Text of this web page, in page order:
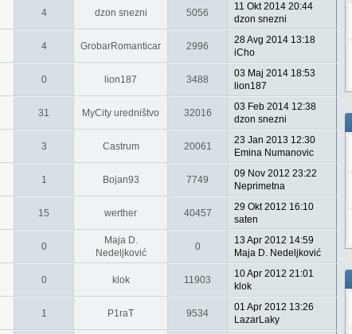
4 dzon snezni 5056
11 Okt 2014 20:44
dzon snezni
4 GrobarRomanticar 2996
28 Avg 2014 13:18
iCho
0 lion187 3488
03 Maj 2014 18:53
lion187
31 MyCity uredništvo 32016
03 Feb 2014 12:38
dzon snezni
3 Castrum 20061
23 Jan 2013 12:30
Emina Numanovic
1 Bojan93 7749
09 Nov 2012 23:22
Neprimetna
15 werther 40457
29 Okt 2012 16:10
saten
0
Maja D.
Nedeljković
0
13 Apr 2012 14:59
Maja D. Nedeljković
0 klok 11903
10 Apr 2012 21:01
klok
1 P1raT 9534
01 Apr 2012 13:26
LazarLaky